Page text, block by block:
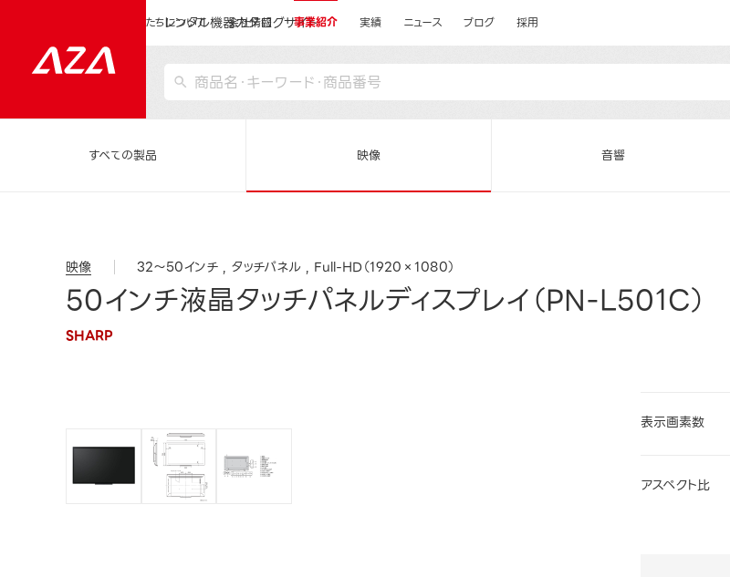
レンタル機器カタログサイト
私たちについて 会社情報 事業紹介 実績 ニュース ブログ 採用
すべての製品 映像 音響
映像 32～50インチ タッチパネル Full-HD（1920×1080）
50インチ液晶タッチパネルディスプレイ（PN-L501C）
SHARP
表示画素数
アスペクト比